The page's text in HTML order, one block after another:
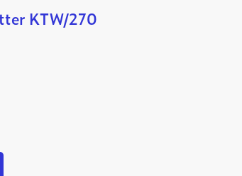
KTW/270